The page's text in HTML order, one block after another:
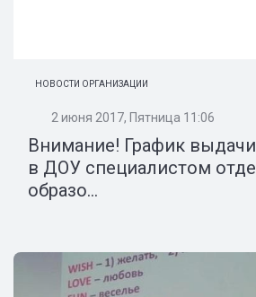
НОВОСТИ ОРГАНИЗАЦИИ
2 июня 2017, Пятница 11:06
Внимание! График
в ДОУ специалистом
образо...